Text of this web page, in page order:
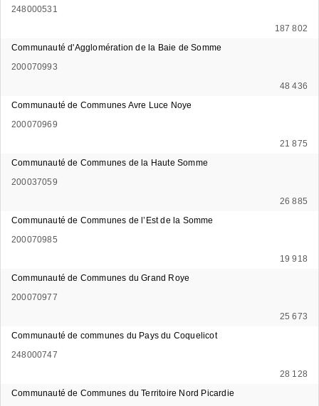
248000531
187 802
Communauté d'Agglomération de la Baie de Somme
200070993
48 436
Communauté de Communes Avre Luce Noye
200070969
21 875
Communauté de Communes de la Haute Somme
200037059
26 885
Communauté de Communes de l’Est de la Somme
200070985
19 918
Communauté de Communes du Grand Roye
200070977
25 673
Communauté de communes du Pays du Coquelicot
248000747
28 128
Communauté de Communes du Territoire Nord Picardie